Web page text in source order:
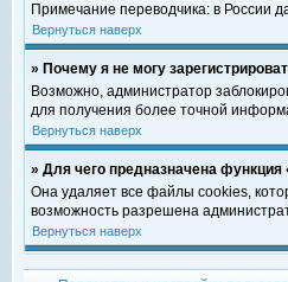
Примечание переводчика: в России
Вернуться наверх
» Почему я не могу
Возможно, администратор
для получения более точной
Вернуться наверх
» Для чего предназначена функция
Она удаляет все файлы cookies,
возможность разрешена
Вернуться наверх